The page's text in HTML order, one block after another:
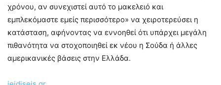
χρόνου, αν συνεχιστεί αυτό το μακελειό και
εμπλεκόμαστε εμείς περισσότερο» να χειροτερεύσει η
κατάσταση, αφήνοντας να εννοηθεί ότι υπάρχει μεγάλη
πιθανότητα να στοχοποιηθεί εκ νέου η Σούδα ή άλλες
αμερικανικές βάσεις στην Ελλάδα.